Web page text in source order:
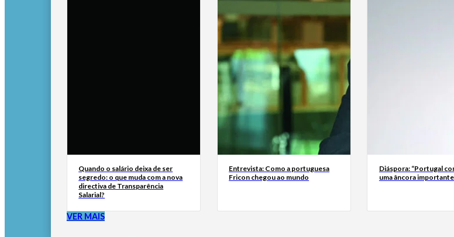
Quando o salário deixa de ser
segredo: o que muda com a nova
directiva de Transparência
Salarial?
Entrevista: Como a portuguesa
Fricon chegou ao mundo
Diáspora: “Portugal
uma âncora importante
VER MAIS